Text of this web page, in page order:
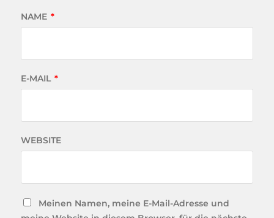
NAME *
E-MAIL *
WEBSITE
Meinen Namen, meine E-Mail-Adresse und